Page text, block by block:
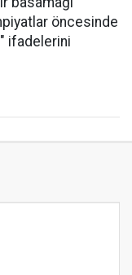
öncesinde
ifadelerini